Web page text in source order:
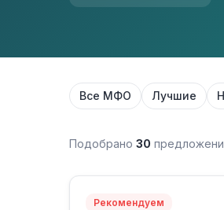
Все МФО Лучшие
Подобрано 30
Рекомендуем